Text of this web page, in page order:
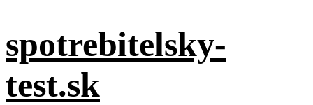
spotrebitelsky-
test.sk